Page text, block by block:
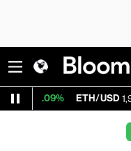
ETH/USD 1,908.045